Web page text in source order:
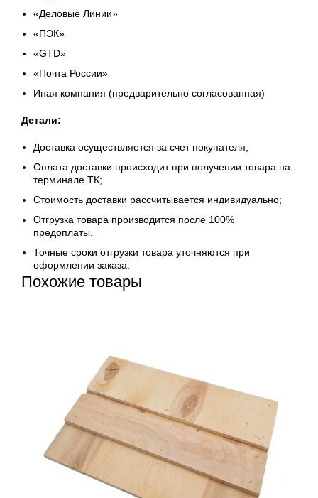
«Деловые Линии»
«ПЭК»
«GТD»
«Почта России»
Иная компания (предварительно согласованная)
Детали:
Доставка осуществляется за счет покупателя;
Оплата доставки происходит при получении товара на
терминале ТК;
Стоимость доставки рассчитывается индивидуально;
Отгрузка товара производится после 100%
предоплаты.
Точные сроки отгрузки товара уточняются при
оформлении заказа.
Похожие товары